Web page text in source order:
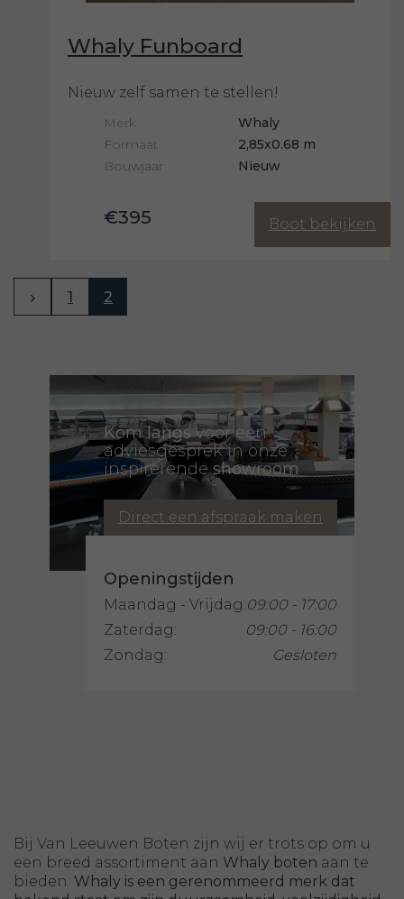
Whaly Funboard
Nieuw zelf samen te stellen!
Merk
Whaly
Formaat
2,85x0.68 m
Bouwjaar
Nieuw
€395 Boot bekijken
1 2
Kom langsvoor een
adviesgesprek in onze
inspirerendeshowroom
Direct een afspraak maken
Openingstijden
Maandag - Vrijdag:09:00 - 17:00
Zaterdag:
09:00 - 16:00
Zondag:
Gesloten
Bij Van Leeuwen Boten zijn wij er trots op om u
een breed assortiment aan Whaly boten aan te
bieden. Whaly is een gerenommeerd merk dat